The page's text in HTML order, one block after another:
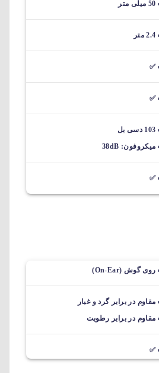
50 میلی متر
2.4 متر
✅
✅
103 دسی بل
میکروفون: 38dB
✅
روی گوش (On-Ear)
مقاوم در برابر گرد و غبار
مقاوم در برابر رطوبت
✅